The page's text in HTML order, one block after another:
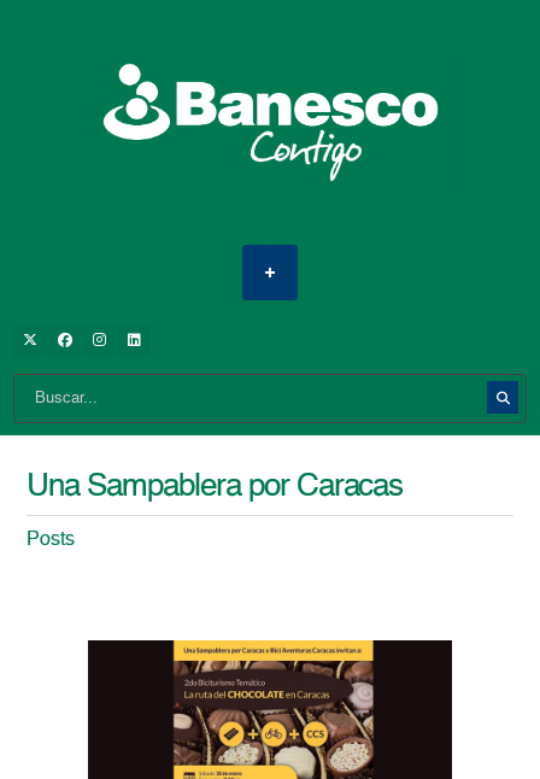
Una Sampablera por Caracas
Posts